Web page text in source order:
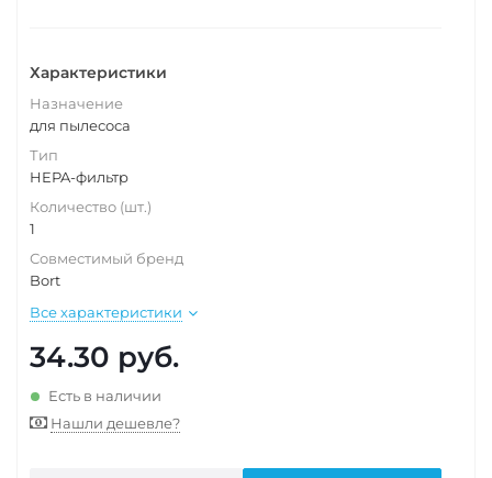
Характеристики
Назначение
для пылесоса
Тип
HEPA-фильтр
Количество (шт.)
1
Совместимый бренд
Bort
Все характеристики
34.30 руб.
Есть в наличии
Нашли дешевле?